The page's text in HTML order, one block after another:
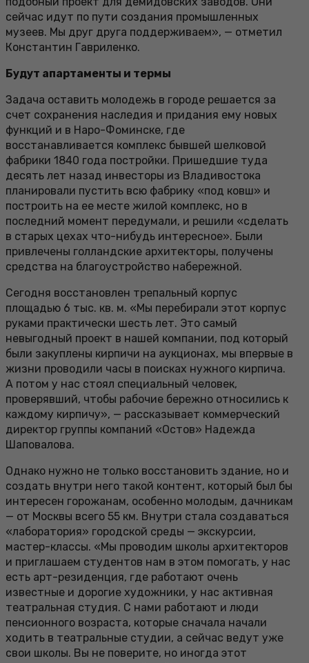
сейчас идут по пути создания промышленных
музеев. Мы друг друга поддерживаем», — отметил
Константин Гавриленко.
Будут апартаменты и термы
Задача оставить молодежь в городе решается за
счет сохранения наследия и придания ему новых
функций и в Наро-Фоминске, где
восстанавливается комплекс бывшей шелковой
фабрики 1840 года постройки. Пришедшие туда
десять лет назад инвесторы из Владивостока
планировали пустить всю фабрику «под ковш» и
построить на ее месте жилой комплекс, но в
последний момент передумали, и решили «сделать
в старых цехах что-нибудь интересное». Были
привлечены голландские архитекторы, получены
средства на благоустройство набережной.
Сегодня восстановлен трепальный корпус
площадью 6 тыс. кв. м. «Мы перебирали этот корпус
руками практически шесть лет. Это самый
невыгодный проект в нашей компании, под который
были закуплены кирпичи на аукционах, мы впервые в
жизни проводили часы в поисках нужного кирпича.
А потом у нас стоял специальный человек,
проверявший, чтобы рабочие бережно относились к
каждому кирпичу», — рассказывает коммерческий
директор группы компаний «Остов» Надежда
Шаповалова.
Однако нужно не только восстановить здание, но и
создать внутри него такой контент, который был бы
интересен горожанам, особенно молодым, дачникам
— от Москвы всего 55 км. Внутри стала создаваться
«лаборатория» городской среды — экскурсии,
мастер-классы. «Мы проводим школы архитекторов
и приглашаем студентов нам в этом помогать, у нас
есть арт-резиденция, где работают очень
известные и дорогие художники, у нас активная
театральная студия. С нами работают и люди
пенсионного возраста, которые сначала начали
ходить в театральные студии, а сейчас ведут уже
свои школы. Вы не поверите, но иногда этот